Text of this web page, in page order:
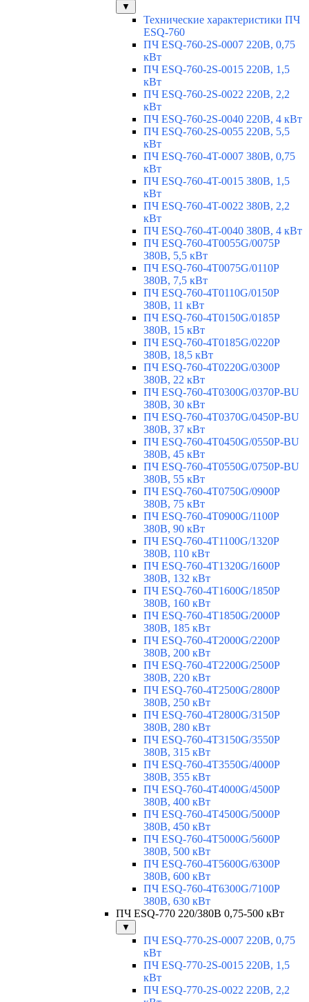
▼
Технические характеристики ПЧ
ESQ-760
ПЧ ESQ-760-2S-0007 220В, 0,75
кВт
ПЧ ESQ-760-2S-0015 220В, 1,5
кВт
ПЧ ESQ-760-2S-0022 220В, 2,2
кВт
ПЧ ESQ-760-2S-0040 220В, 4 кВт
ПЧ ESQ-760-2S-0055 220В, 5,5
кВт
ПЧ ESQ-760-4T-0007 380В, 0,75
кВт
ПЧ ESQ-760-4T-0015 380В, 1,5
кВт
ПЧ ESQ-760-4T-0022 380В, 2,2
кВт
ПЧ ESQ-760-4T-0040 380В, 4 кВт
ПЧ ESQ-760-4T0055G/0075P
380В, 5,5 кВт
ПЧ ESQ-760-4T0075G/0110P
380В, 7,5 кВт
ПЧ ESQ-760-4T0110G/0150P
380В, 11 кВт
ПЧ ESQ-760-4T0150G/0185P
380В, 15 кВт
ПЧ ESQ-760-4T0185G/0220P
380В, 18,5 кВт
ПЧ ESQ-760-4T0220G/0300P
380В, 22 кВт
ПЧ ESQ-760-4T0300G/0370P-BU
380В, 30 кВт
ПЧ ESQ-760-4T0370G/0450P-BU
380В, 37 кВт
ПЧ ESQ-760-4T0450G/0550P-BU
380В, 45 кВт
ПЧ ESQ-760-4T0550G/0750P-BU
380В, 55 кВт
ПЧ ESQ-760-4T0750G/0900P
380В, 75 кВт
ПЧ ESQ-760-4T0900G/1100P
380В, 90 кВт
ПЧ ESQ-760-4T1100G/1320P
380В, 110 кВт
ПЧ ESQ-760-4T1320G/1600P
380В, 132 кВт
ПЧ ESQ-760-4T1600G/1850P
380В, 160 кВт
ПЧ ESQ-760-4T1850G/2000P
380В, 185 кВт
ПЧ ESQ-760-4T2000G/2200P
380В, 200 кВт
ПЧ ESQ-760-4T2200G/2500P
380В, 220 кВт
ПЧ ESQ-760-4T2500G/2800P
380В, 250 кВт
ПЧ ESQ-760-4T2800G/3150P
380В, 280 кВт
ПЧ ESQ-760-4T3150G/3550P
380В, 315 кВт
ПЧ ESQ-760-4T3550G/4000P
380В, 355 кВт
ПЧ ESQ-760-4T4000G/4500P
380В, 400 кВт
ПЧ ESQ-760-4T4500G/5000P
380В, 450 кВт
ПЧ ESQ-760-4T5000G/5600P
380В, 500 кВт
ПЧ ESQ-760-4T5600G/6300P
380В, 600 кВт
ПЧ ESQ-760-4T6300G/7100P
380В, 630 кВт
ПЧ ESQ-770 220/380В 0,75-500 кВт
▼
ПЧ ESQ-770-2S-0007 220В, 0,75
кВт
ПЧ ESQ-770-2S-0015 220В, 1,5
кВт
ПЧ ESQ-770-2S-0022 220В, 2,2